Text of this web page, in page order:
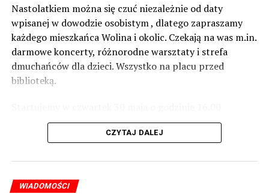
zabezpieczeń. Dopóki nie będzie tych przekroczonych
norm dopuszczalnego hałasu, no to nie możemy nic
zrobić. Tam są odpowiednie normy – 61 i 56 decybeli –
zaznacza.
Foto: Wojciech Basałygo
Nastolatkiem można się czuć niezależnie od daty
wpisanej w dowodzie osobistym , dlatego zapraszamy
każdego mieszkańca Wolina i okolic. Czekają na was m.in.
darmowe koncerty, różnorodne warsztaty i strefa
dmuchańców dla dzieci. Wszystko na placu przed
biblioteką.
występami zespołów „Yellow” i „Specyficzni”.
CZYTAJ DALEJ
WIADOMOŚCI